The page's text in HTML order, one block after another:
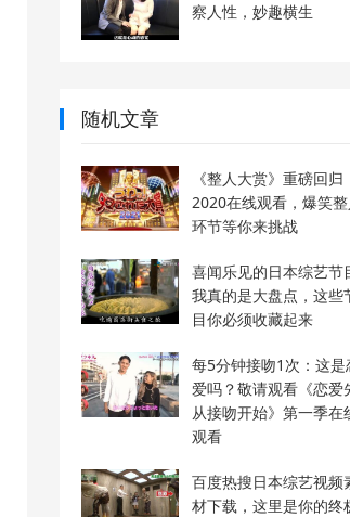
察人性，妙趣横生
随机文章
《整人大赏》重磅回归
2020在线观看，爆笑整
环节等你来挑战
喜闻乐见的日本综艺节
我真的是大盘点，这些
目你必须收藏起来
每5分钟接吻1次：这是
爱吗？敬请观看《恋爱
从接吻开始》第一季在
观看
百度热搜日本综艺视频
材下载，这里是你的终